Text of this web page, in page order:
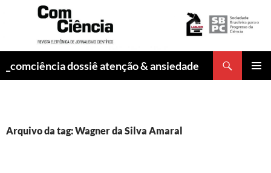
_comciência dossiê atenção & ansiedade
Arquivo da tag: Wagner da Silva Amaral